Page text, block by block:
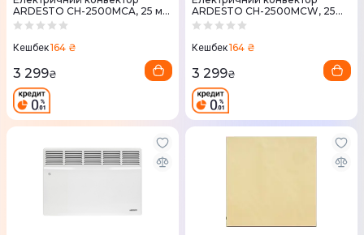
ARDESTO CH-2500MCA, 25 м2,
2500 Вт, закритий нагрівання,
Кешбек164 ₴
3 299₴
ARDESTO CH-2500MCW, 25
м2, 2500 Вт, закритий
Кешбек164 ₴
3 299₴